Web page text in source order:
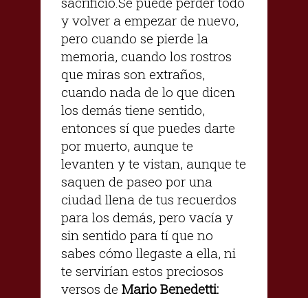
y volver a empezar de nuevo,
pero cuando se pierde la
memoria, cuando los rostros
que miras son extraños,
cuando nada de lo que dicen
los demás tiene sentido,
entonces sí que puedes darte
por muerto, aunque te
levanten y te vistan, aunque te
saquen de paseo por una
ciudad llena de tus recuerdos
para los demás, pero vacía y
sin sentido para tí que no
sabes cómo llegaste a ella, ni
te servirían estos preciosos
versos de Mario Benedetti: